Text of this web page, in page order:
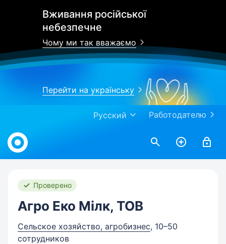
Вживання російської
небезпечне
Чому ми так вважаємо
Перейти на українську
Работодателю
Русский
Work.ua
Проверено
Агро Еко Мілк, ТОВ
Сельское хозяйство, агробизнес, 10–50
сотрудников